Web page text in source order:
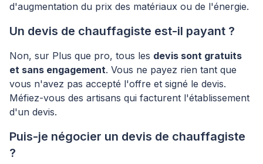
d'augmentation du prix des matériaux ou de l'énergie.
Un devis de chauffagiste est-il payant ?
Non, sur Plus que pro, tous les devis sont gratuits
et sans engagement. Vous ne payez rien tant que
vous n'avez pas accepté l'offre et signé le devis.
Méfiez-vous des artisans qui facturent l'établissement
d'un devis.
Puis-je négocier un devis de chauffagiste
?